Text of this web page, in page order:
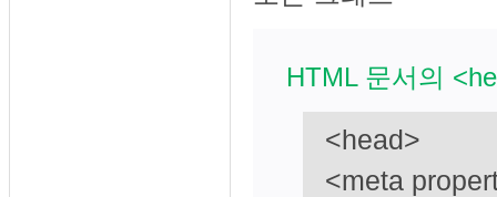
HTML 문서의
<head>
<meta